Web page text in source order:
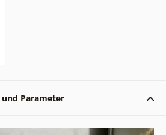
Parameter